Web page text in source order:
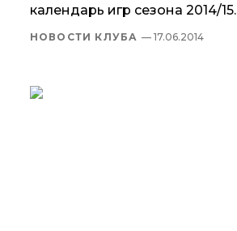
календарь игр сезона 2014/15.
НОВОСТИ КЛУБА — 17.06.2014